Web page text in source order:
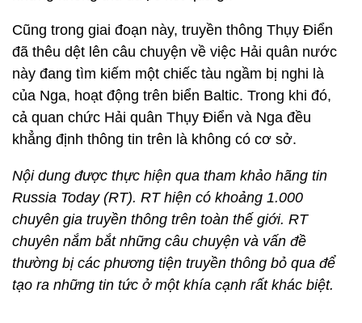
Cũng trong giai đoạn này, truyền thông Thụy Điển
đã thêu dệt lên câu chuyện về việc Hải quân nước
này đang tìm kiếm một chiếc tàu ngầm bị nghi là
của Nga, hoạt động trên biển Baltic. Trong khi đó,
cả quan chức Hải quân Thụy Điển và Nga đều
khẳng định thông tin trên là không có cơ sở.
Nội dung được thực hiện qua tham khảo hãng tin
Russia Today (RT). RT hiện có khoảng 1.000
chuyên gia truyền thông trên toàn thế giới. RT
chuyên nắm bắt những câu chuyện và vấn đề
thường bị các phương tiện truyền thông bỏ qua để
tạo ra những tin tức ở một khía cạnh rất khác biệt.